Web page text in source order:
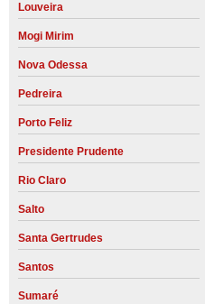
Louveira
Mogi Mirim
Nova Odessa
Pedreira
Porto Feliz
Presidente Prudente
Rio Claro
Salto
Santa Gertrudes
Santos
Sumaré